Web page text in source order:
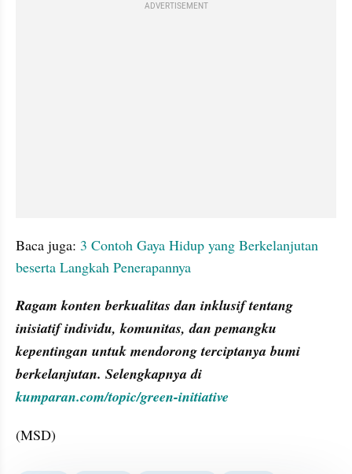
ADVERTISEMENT
Baca juga: 3 Contoh Gaya Hidup yang Berkelanjutan
beserta Langkah Penerapannya
Ragam konten berkualitas dan inklusif tentang
inisiatif individu, komunitas, dan pemangku
kepentingan untuk mendorong terciptanya bumi
berkelanjutan. Selengkapnya di
kumparan.com/topic/green-initiative
(MSD)